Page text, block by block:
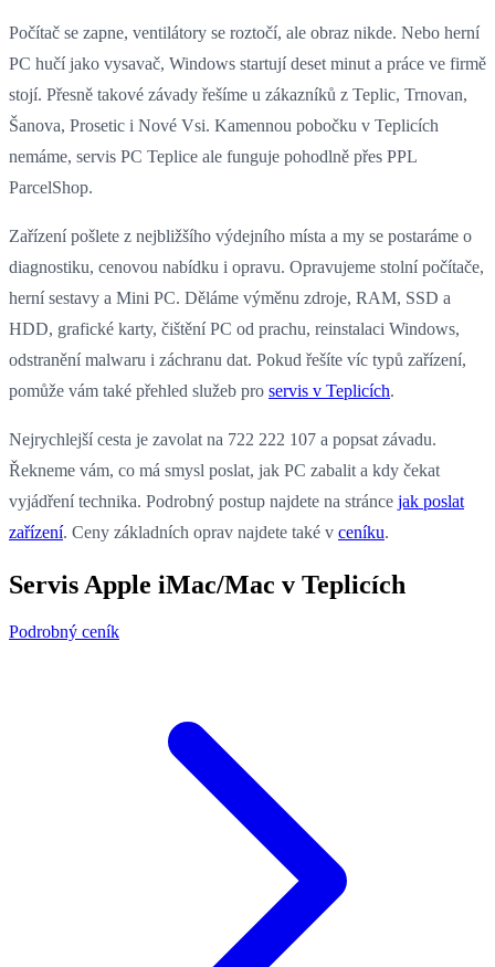
Počítač se zapne, ventilátory se roztočí, ale obraz nikde. Nebo herní
PC hučí jako vysavač, Windows startují deset minut a práce ve firmě
stojí. Přesně takové závady řešíme u zákazníků z Teplic, Trnovan,
Šanova, Prosetic i Nové Vsi. Kamennou pobočku v Teplicích
nemáme, servis PC Teplice ale funguje pohodlně přes PPL
ParcelShop.
Zařízení pošlete z nejbližšího výdejního místa a my se postaráme o
diagnostiku, cenovou nabídku i opravu. Opravujeme stolní počítače,
herní sestavy a Mini PC. Děláme výměnu zdroje, RAM, SSD a
HDD, grafické karty, čištění PC od prachu, reinstalaci Windows,
odstranění malwaru i záchranu dat. Pokud řešíte víc typů zařízení,
pomůže vám také přehled služeb pro servis v Teplicích.
Nejrychlejší cesta je zavolat na 722 222 107 a popsat závadu.
Řekneme vám, co má smysl poslat, jak PC zabalit a kdy čekat
vyjádření technika. Podrobný postup najdete na stránce jak poslat
zařízení. Ceny základních oprav najdete také v ceníku.
Servis Apple iMac/Mac v Teplicích
Podrobný ceník